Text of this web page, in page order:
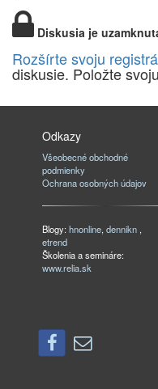
Diskusia je
Rozšírte svoju
diskusie. Položte
Odkazy
Všeobecné obchodné
podmienky
Ochrana osobných údajov
Blogy:hnonline,dennikn ,
etrend
Školenia a semináre:
www.relia.sk